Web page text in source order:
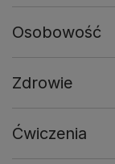
Osobowość
Zdrowie
Ćwiczenia